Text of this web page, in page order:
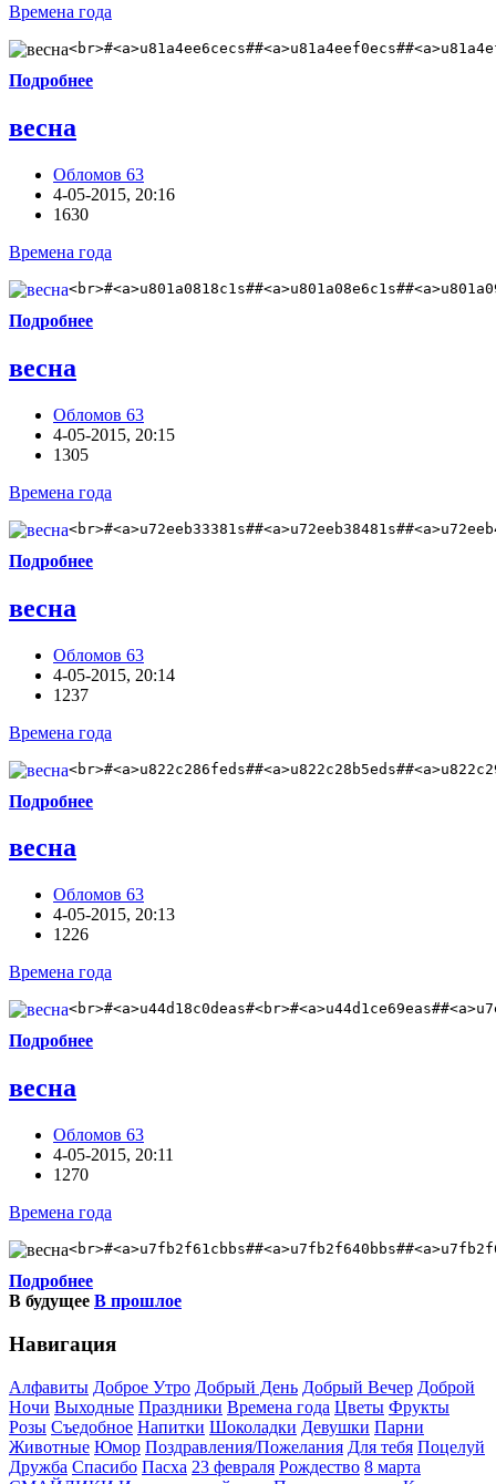
Времена года
Подробнее
весна
Обломов 63
4-05-2015, 20:16
1630
Времена года
Подробнее
весна
Обломов 63
4-05-2015, 20:15
1305
Времена года
Подробнее
весна
Обломов 63
4-05-2015, 20:14
1237
Времена года
Подробнее
весна
Обломов 63
4-05-2015, 20:13
1226
Времена года
Подробнее
весна
Обломов 63
4-05-2015, 20:11
1270
Времена года
Подробнее
В будущее В прошлое
Навигация
Алфавиты Доброе Утро Добрый День Добрый Вечер Доброй
Ночи Выходные Праздники Времена года Цветы Фрукты
Розы Съедобное Напитки Шоколадки Девушки Парни
Животные Юмор Поздравления/Пожелания Для тебя Поцелуй
Дружба Спасибо Пасха 23 февраля Рождество 8 марта